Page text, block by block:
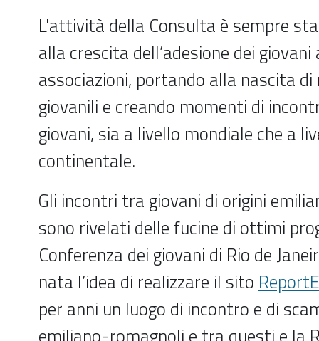
L'attività della Consulta è sempre
alla crescita dell’adesione dei
associazioni, portando alla nascita
giovanili e creando momenti di
giovani, sia a livello mondiale che a
continentale.
Gli incontri tra giovani di origini
sono rivelati delle fucine di ottimi
Conferenza dei giovani di Rio de
nata l’idea di realizzare il sito
per anni un luogo di incontro e di